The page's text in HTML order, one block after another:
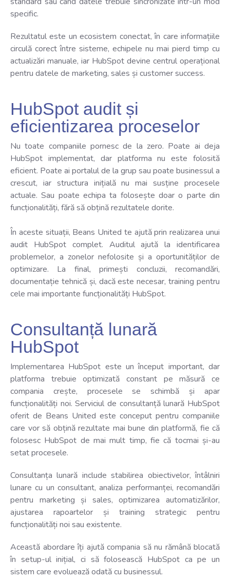
specific.
Rezultatul este un ecosistem conectat, în care informațiile
circulă corect între sisteme, echipele nu mai pierd timp cu
actualizări manuale, iar HubSpot devine centrul operațional
pentru datele de marketing, sales și customer success.
HubSpot audit și
eficientizarea proceselor
Nu toate companiile pornesc de la zero. Poate ai deja
HubSpot implementat, dar platforma nu este folosită
eficient. Poate ai portalul de la grup sau poate businessul a
crescut, iar structura inițială nu mai susține procesele
actuale. Sau poate echipa ta folosește doar o parte din
funcționalități, fără să obțină rezultatele dorite.
În aceste situații, Beans United te ajută prin realizarea unui
audit HubSpot complet. Auditul ajută la identificarea
problemelor, a zonelor nefolosite și a oportunităților de
optimizare. La final, primești concluzii, recomandări,
documentație tehnică și, dacă este necesar, training pentru
cele mai importante funcționalități HubSpot.
Consultanță lunară
HubSpot
Implementarea HubSpot este un început important, dar
platforma trebuie optimizată constant pe măsură ce
compania crește, procesele se schimbă și apar
funcționalități noi.Serviciul de consultanță lunară HubSpot
oferit de Beans United este conceput pentru companiile
care vor să obțină rezultate mai bune din platformă, fie că
folosesc HubSpot de mai mult timp, fie că tocmai și-au
setat procesele.
Consultanța lunară include stabilirea obiectivelor, întâlniri
lunare cu un consultant, analiza performanței, recomandări
pentru marketing și sales, optimizarea automatizărilor,
ajustarea rapoartelor și training strategic pentru
funcționalități noi sau existente.
Această abordare îți ajută compania să nu rămână blocată
în setup-ul inițial, ci să folosească HubSpot ca pe un
sistem care evoluează odată cu businessul.